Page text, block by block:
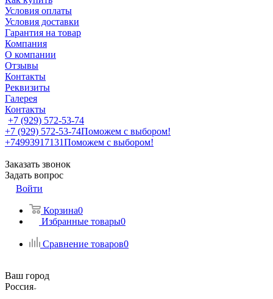
Условия оплаты
Условия доставки
Гарантия на товар
Компания
О компании
Отзывы
Контакты
Реквизиты
Галерея
Контакты
+7 (929) 572-53-74
+7 (929) 572-53-74Поможем с выбором!
+74993917131Поможем с выбором!
Заказать звонок
Задать вопрос
Войти
Корзина0
Избранные товары0
Сравнение товаров0
Ваш город
Россия